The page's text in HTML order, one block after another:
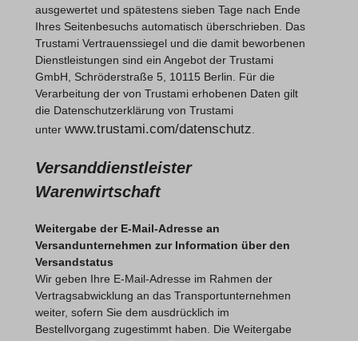
ausgewertet und spätestens sieben Tage nach Ende
Ihres Seitenbesuchs automatisch überschrieben. Das
Trustami Vertrauenssiegel und die damit beworbenen
Dienstleistungen sind ein Angebot der Trustami
GmbH, Schröderstraße 5, 10115 Berlin. Für die
Verarbeitung der von Trustami erhobenen Daten gilt
die Datenschutzerklärung von Trustami
unter www.trustami.com/datenschutz
Versanddienstleister
Warenwirtschaft
Weitergabe der E-Mail-Adresse an
Versandunternehmen zur Information über den
Versandstatus
Wir geben Ihre E-Mail-Adresse im Rahmen der
Vertragsabwicklung an das Transportunternehmen
weiter, sofern Sie dem ausdrücklich im
Bestellvorgang zugestimmt haben. Die Weitergabe